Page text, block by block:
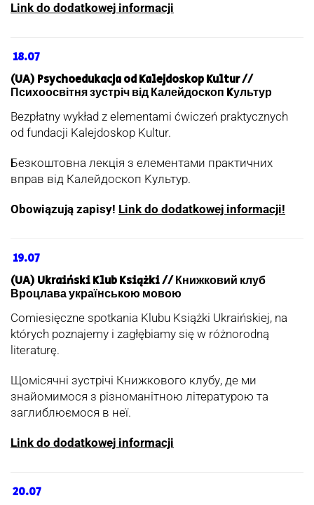
Link do dodatkowej informacji
18.07
(UA) Psychoedukacja od Kalejdoskop Kultur //
Психоосвітня зустріч від Калейдоскоп Kультур
Bezpłatny wykład z elementami ćwiczeń praktycznych
od fundacji Kalejdoskop Kultur.
Безкоштовна лекція з елементами практичних
вправ від Калейдоскоп Kультур.
Obowiązują zapisy! Link do dodatkowej informacji!
19.07
(UA) Ukraiński Klub Książki // Книжковий клуб
Вроцлава українською мовою
Comiesięczne spotkania Klubu Książki Ukraińskiej, na
których poznajemy i zagłębiamy się w różnorodną
literaturę.
Щомісячні зустрічі Книжкового клубу, де ми
знайомимося з різноманітною літературою та
заглиблюємося в неї.
Link do dodatkowej informacji
20.07